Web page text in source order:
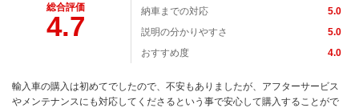
総合評価
4.7
納車までの対応
5.0
説明の分かりやすさ
5.0
おすすめ度
4.0
輸入車の購入は初めてでしたので、不安もありましたが、アフターサービス
やメンテナンスにも対応してくださるという事で安心して購入することがで